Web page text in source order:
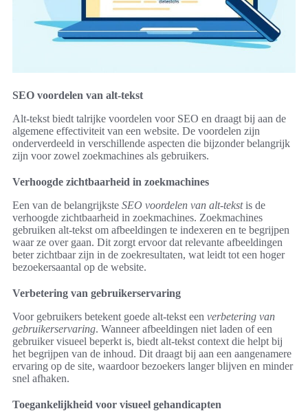
SEO voordelen van alt-tekst
Alt-tekst biedt talrijke voordelen voor SEO en draagt bij aan de
algemene effectiviteit van een website. De voordelen zijn
onderverdeeld in verschillende aspecten die bijzonder belangrijk
zijn voor zowel zoekmachines als gebruikers.
Verhoogde zichtbaarheid in zoekmachines
Een van de belangrijkste SEO voordelen van alt-tekstis de
verhoogde zichtbaarheid in zoekmachines. Zoekmachines
gebruiken alt-tekst om afbeeldingen te indexeren en te begrijpen
waar ze over gaan. Dit zorgt ervoor dat relevante afbeeldingen
beter zichtbaar zijn in de zoekresultaten, wat leidt tot een hoger
bezoekersaantal op de website.
Verbetering van gebruikerservaring
Voor gebruikers betekent goede alt-tekst een verbetering van
gebruikerservaring. Wanneer afbeeldingen niet laden of een
gebruiker visueel beperkt is, biedt alt-tekst context die helpt bij
het begrijpen van de inhoud. Dit draagt bij aan een aangenamere
ervaring op de site, waardoor bezoekers langer blijven en minder
snel afhaken.
Toegankelijkheid voor visueel gehandicapten